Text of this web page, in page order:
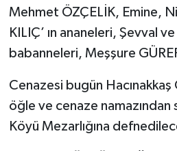
Mehmet ÖZÇELİK, Emine,
KILIÇ’ ın ananeleri, Şevval
babanneleri, Meşşure
Cenazesi bugün Hacınakkaş
öğle ve cenaze namazından
Köyü Mezarlığına